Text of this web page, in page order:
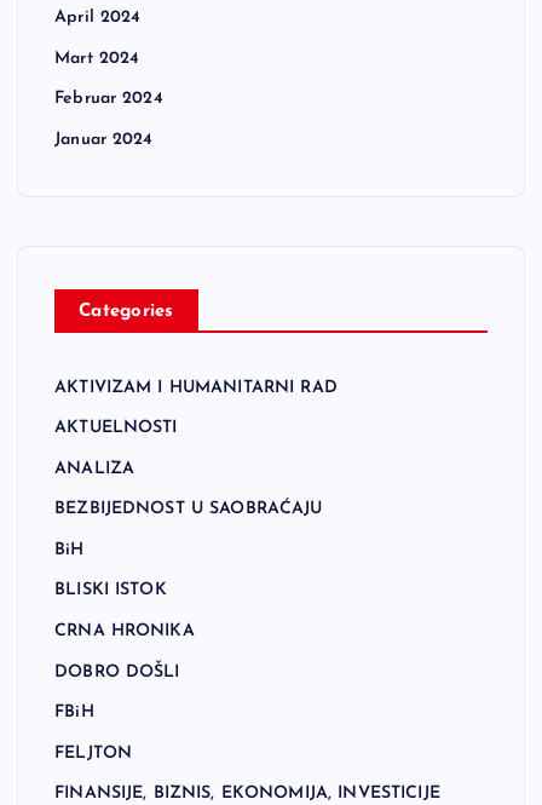
April 2024
Mart 2024
Februar 2024
Januar 2024
Categories
AKTIVIZAM I HUMANITARNI RAD
AKTUELNOSTI
ANALIZA
BEZBIJEDNOST U SAOBRAĆAJU
BiH
BLISKI ISTOK
CRNA HRONIKA
DOBRO DOŠLI
FBiH
FELJTON
FINANSIJE, BIZNIS, EKONOMIJA, INVESTICIJE